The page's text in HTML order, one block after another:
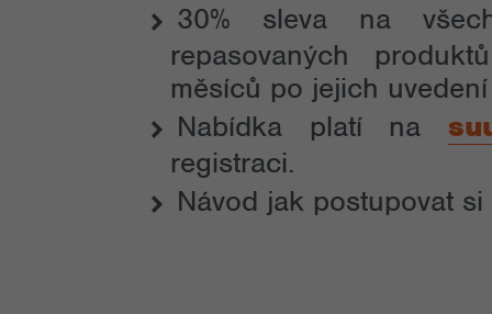
30% sleva na
repasovaných
měsíců po jejich
Nabídka platí na
registraci.
Návod jak postupovat